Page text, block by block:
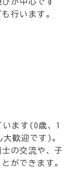
行います。
ます(0歳、1
歓迎です)。
の交流や、子
ができます。